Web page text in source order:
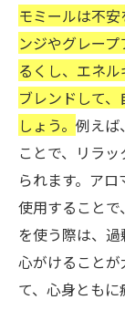
モミールは不
ンジやグレー
るくし、エネ
ブレンドして
しょう。 例えば
ことで、リラ
られます。ア
使用すること
を使う際は、
心がけること
て、心身ともに